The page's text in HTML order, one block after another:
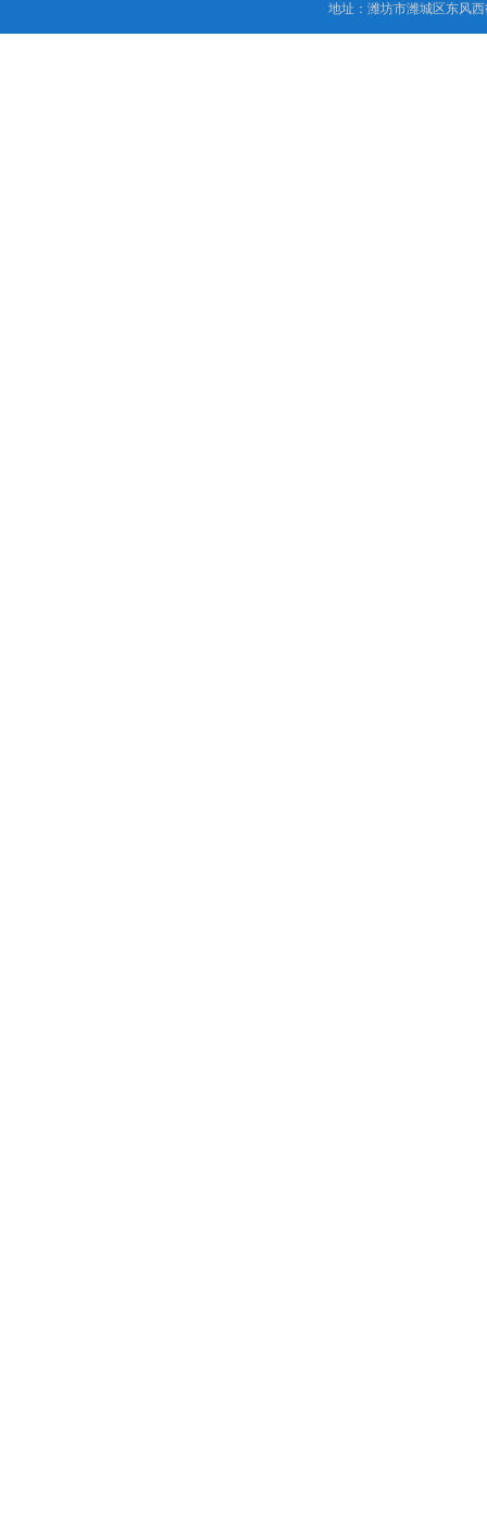
地址：潍坊市潍城区东风